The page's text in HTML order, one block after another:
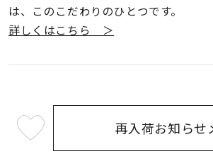
は、このこだわりのひとつです。
詳しくはこちら ＞
¥5,500 (tax
再入荷お知らせ